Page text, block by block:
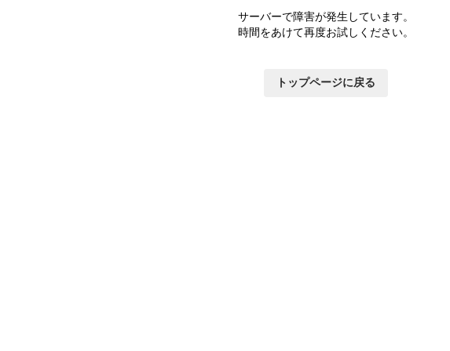
サーバーで障害が発生しています。
時間をあけて再度お試しください。
トップページに戻る